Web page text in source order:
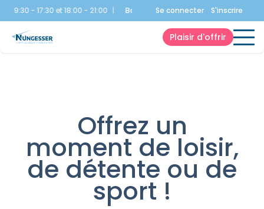
- 17:30 et 18:00 - 21:00 | Bassin Ludique:09:00 - 21:00 | Bien-
Se connecter S'inscrire
Plaisir d'offrir
Offrez un
moment de loisir,
de détente ou de
sport !